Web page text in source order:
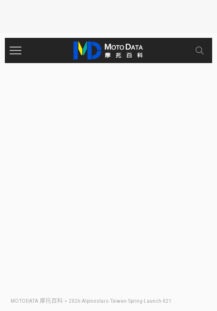
MOTODATA 摩托百科 > 2026-Alpinestars-Taiwan-Spring-Launch-021